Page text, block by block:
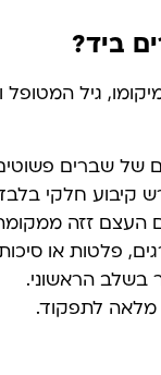
ביד?
גיל המטופל
של שברים פשוטים
קיבוע חלקי
העצם זזה
פלטות או
בשלב הראשוני.
מלאה לתפקוד.